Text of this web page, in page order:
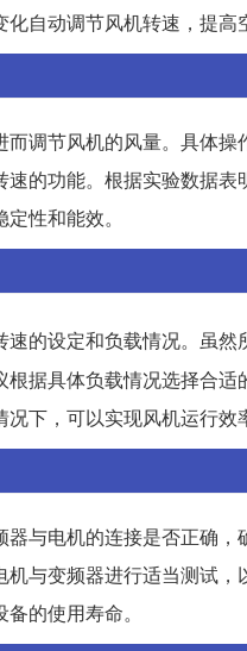
自动调节风机转速，提高
调节风机的风量。具体
的功能。根据实验数据
性和能效。
的设定和负载情况。虽
据具体负载情况选择合
下，可以实现风机运行效
与电机的连接是否正确
与变频器进行适当测试
的使用寿命。